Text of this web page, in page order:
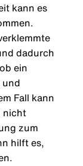
kann es
dadurch
ein
Fall kann
nicht
zum
hilft es,